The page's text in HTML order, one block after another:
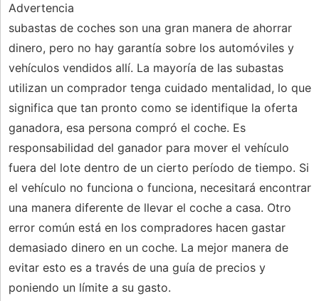
Advertencia
subastas de coches son una gran manera de ahorrar
dinero, pero no hay garantía sobre los automóviles y
vehículos vendidos allí. La mayoría de las subastas
utilizan un comprador tenga cuidado mentalidad, lo que
significa que tan pronto como se identifique la oferta
ganadora, esa persona compró el coche. Es
responsabilidad del ganador para mover el vehículo
fuera del lote dentro de un cierto período de tiempo. Si
el vehículo no funciona o funciona, necesitará encontrar
una manera diferente de llevar el coche a casa. Otro
error común está en los compradores hacen gastar
demasiado dinero en un coche. La mejor manera de
evitar esto es a través de una guía de precios y
poniendo un límite a su gasto.